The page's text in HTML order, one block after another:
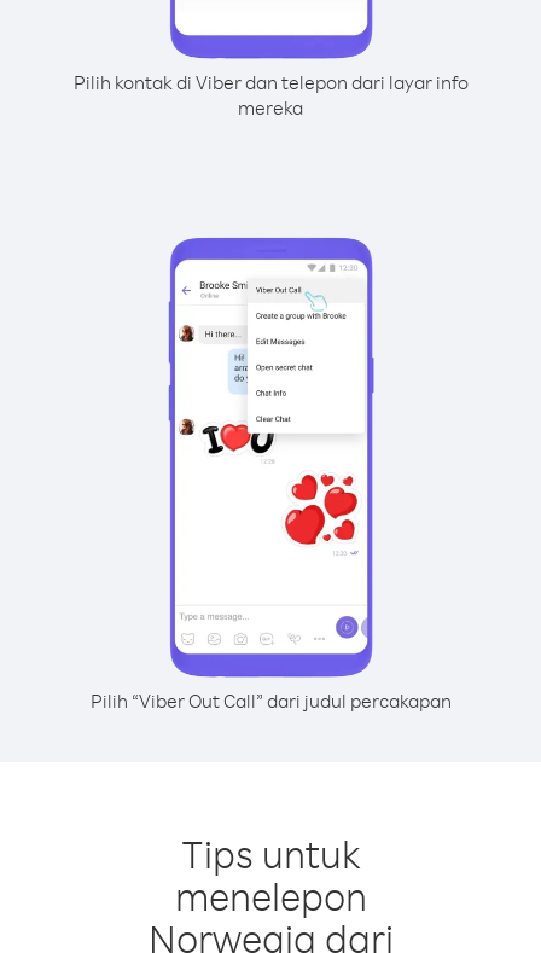
Pilih kontak di Viber dan telepon dari layar info
mereka
Pilih “Viber Out Call” dari judul percakapan
Tips untuk
menelepon
Norwegia dari